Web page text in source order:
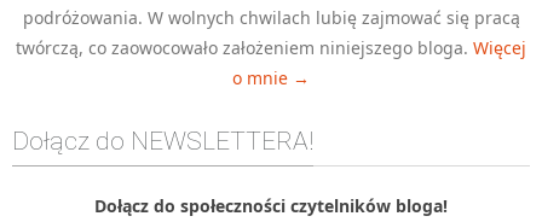
HTML 5
CSS 3
Django
PHP
podróżowania. W wolnych chwilach lubię zajmować się pracą
twórczą, co zaowocowało założeniem niniejszego bloga. Więcej
o mnie →
Dołącz do NEWSLETTERA!
Dołącz do społeczności czytelników bloga!